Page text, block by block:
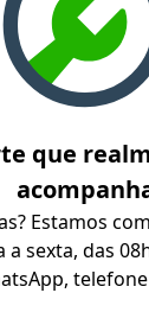
que
Estamos
a sexta, das